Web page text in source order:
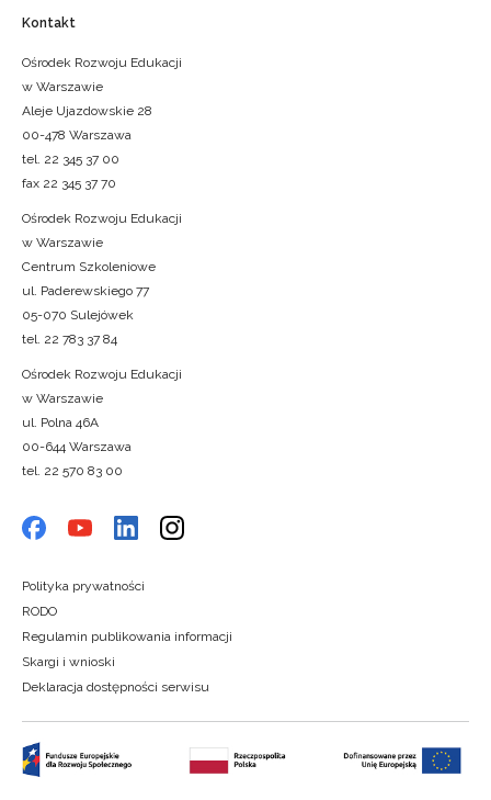
Kontakt
Ośrodek Rozwoju Edukacji
w Warszawie
Aleje Ujazdowskie 28
00-478 Warszawa
tel. 22 345 37 00
fax 22 345 37 70
Ośrodek Rozwoju Edukacji
w Warszawie
Centrum Szkoleniowe
ul. Paderewskiego 77
05-070 Sulejówek
tel. 22 783 37 84
Ośrodek Rozwoju Edukacji
w Warszawie
ul. Polna 46A
00-644 Warszawa
tel. 22 570 83 00
Polityka prywatności
RODO
Regulamin publikowania informacji
Skargi i wnioski
Deklaracja dostępności serwisu